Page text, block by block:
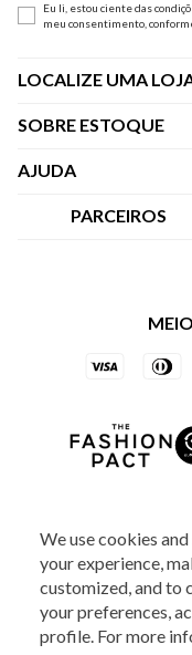
We use cookies
your experience,
customized, and to
your preferences,
profile. For more
Eu li, estou ciente das
meu consentimento,
LOCALIZE UMA
SOBRE ESTOQUE
Quem Somos
AJUDA
Central de
Trocas e Devoluções
PARCEIROS
Vai de Visa
Azul
2025 - Veste S.A Estilo.